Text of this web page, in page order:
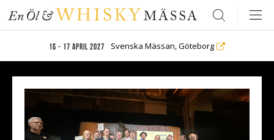
16 - 17 april 2027 Svenska Mässan, Göteborg
Search